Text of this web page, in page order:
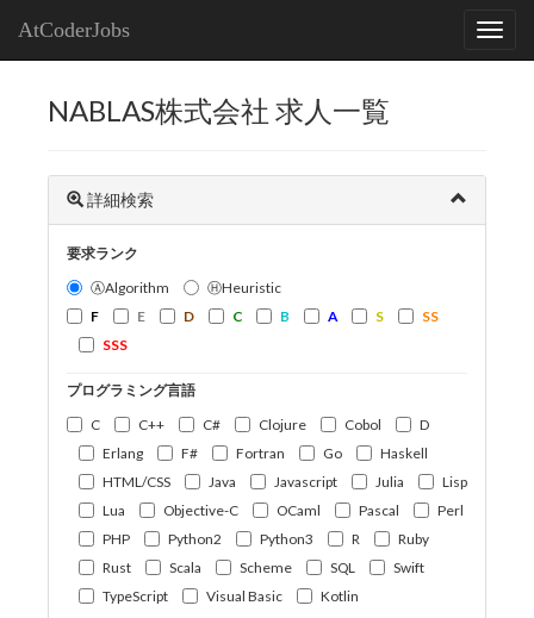
AtCoderJobs
NABLAS株式会社 求人一覧
詳細検索
要求ランク
ⒶAlgorithm
ⒽHeuristic
F
E D C B A S
SS
SSS
プログラミング言語
C
C++ C# Clojure Cobol
D
Erlang
F# Fortran Go
Haskell
HTML/CSS
Java Javascript Julia
Lisp
Lua
Objective-C OCaml Pascal
Perl
PHP
Python2 Python3 R
Ruby
Rust
Scala Scheme SQL
Swift
TypeScript
Visual Basic Kotlin